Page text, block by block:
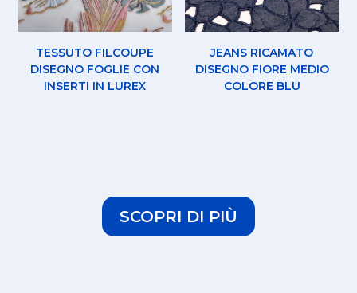
TESSUTO FILCOUPE
DISEGNO FOGLIE CON
INSERTI IN LUREX
JEANS RICAMATO
DISEGNO FIORE MEDIO
COLORE BLU
SCOPRI DI PIÙ